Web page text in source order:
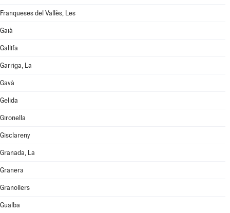
Franqueses del Vallès, Les
Gaià
Gallifa
Garriga, La
Gavà
Gelida
Gironella
Gisclareny
Granada, La
Granera
Granollers
Gualba